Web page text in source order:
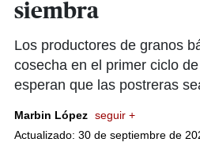
siembra
Los productores de granos
cosecha en el primer ciclo
esperan que las postreras
Marbin López seguir +
Actualizado: 30 de septiembre de